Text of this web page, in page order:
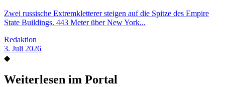
Zwei russische Extremkletterer steigen auf die Spitze des Empire
State Buildings. 443 Meter über New York...
Redaktion
3. Juli 2026
◆
Weiterlesen im Portal